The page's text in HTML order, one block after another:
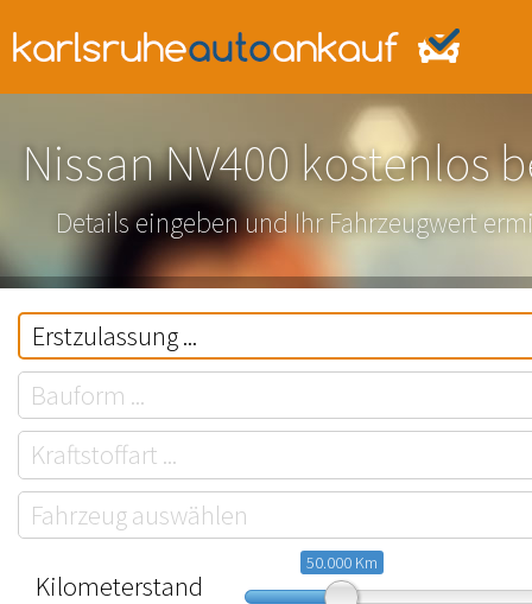
Nissan NV400 kostenlos
Details eingeben und Ihr Fahrzeugwert
Kilometerstand
50.000 Km